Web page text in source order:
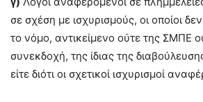
σε σχέση με ισχυρισμούς, οι οποίοι
το νόμο, αντικείμενο ούτε της ΣΜΠΕ
συνεκδοχή, της ίδιας της
είτε διότι οι σχετικοί ισχυρισμοί